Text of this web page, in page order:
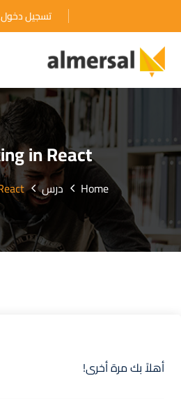
تسجيل
in React
Home درس
أهلاً بك مرة أخرى!